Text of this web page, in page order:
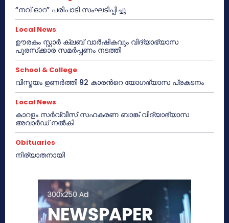
“നവ് ഓറ” പരിപാടി സംഘടിപ്പിച്ചു
Local News
ഊരകം സ്റ്റാർ ക്ലബ് വാർഷികവും വിദ്യാഭ്യാസ
പുരസ്‌ക്കാര സമർപ്പണം നടത്തി
School & College
വിസ്മയം ഉണർത്തി 92 കാരൻറെ യോഗഭ്യാസ പ്രകടനം
Local News
കാറളം സർവ്വീസ് സഹകരണ ബാങ്ക് വിദ്യാഭ്യാസ
അവാർഡ് നൽകി
Obituaries
നിര്യാതനായി